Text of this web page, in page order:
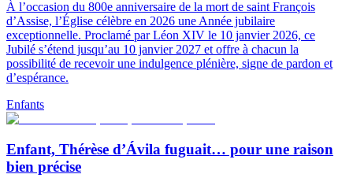
À l’occasion du 800e anniversaire de la mort de saint François
d’Assise, l’Église célèbre en 2026 une Année jubilaire
exceptionnelle. Proclamé par Léon XIV le 10 janvier 2026, ce
Jubilé s’étend jusqu’au 10 janvier 2027 et offre à chacun la
possibilité de recevoir une indulgence plénière, signe de pardon et
d’espérance.
Enfants
Enfant, Thérèse d’Ávila fuguait… pour une raison
bien précise